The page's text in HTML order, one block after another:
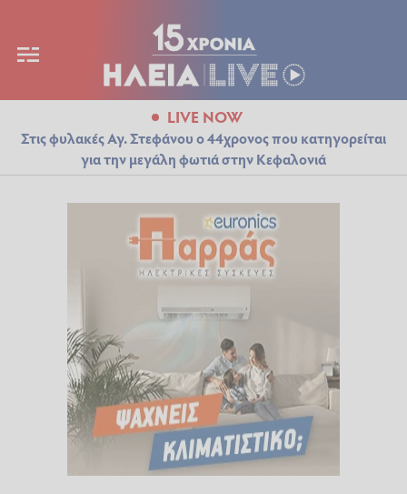
LIVE NOW
Στις φυλακές Αγ. Στεφάνου ο 44χρονος που κατηγορείται
για την μεγάλη φωτιά στην Κεφαλονιά